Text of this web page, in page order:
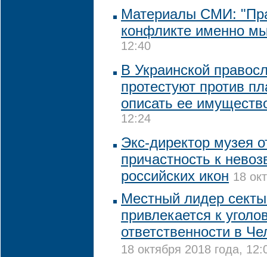
Материалы СМИ:
конфликте именно
12:40
В Украинской
протестуют против
описать ее
12:24
Экс-директор музея
причастность к
российских икон 18
Местный лидер
привлекается к
ответственности в
18 октября 2018 года,